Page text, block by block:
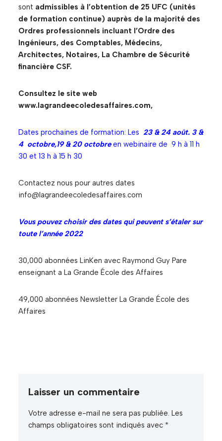
sont admissibles à l’obtention de 25 UFC (unités
de formation continue) auprès de la majorité des
Ordres professionnels incluant l’Ordre des
Ingénieurs, des Comptables, Médecins,
Architectes, Notaires, La Chambre de Sécurité
financière CSF.
Consultez le site web
www.lagrandeecoledesaffaires.com,
Dates prochaines de formation: Les 23 & 24 août. 3 &
4 octobre,19 & 20 octobreen webinaire de 9 h à 11 h
30 et 13 h à 15 h 30
Contactez nous pour autres dates
info@lagrandeecoledesaffaires.com
Vous pouvez choisir des dates qui peuvent s’étaler sur
toute l’année 2022
30,000 abonnées LinKen avec Raymond Guy Pare
enseignant a La Grande École des Affaires
49,000 abonnées Newsletter La Grande École des
Affaires
Laisser un commentaire
Votre adresse e-mail ne sera pas publiée. Les
champs obligatoires sont indiqués avec *